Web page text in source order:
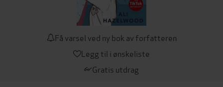
Få varsel ved ny bok av forfatteren
Legg til i ønskeliste
Gratis utdrag